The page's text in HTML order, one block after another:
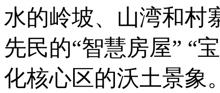
水的岭坡、山湾和村
先民的“智慧房屋” “
化核心区的沃土景象